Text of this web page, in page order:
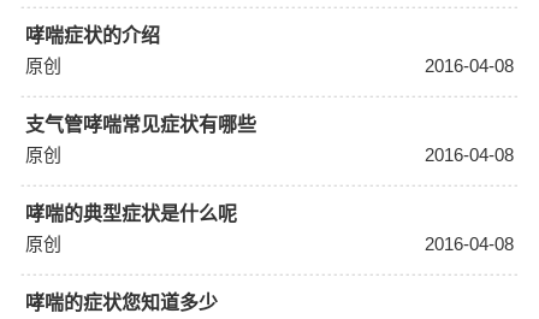
哮喘症状的介绍
原创
2016-04-08
支气管哮喘常见症状有哪些
原创
2016-04-08
哮喘的典型症状是什么呢
原创
2016-04-08
哮喘的症状您知道多少